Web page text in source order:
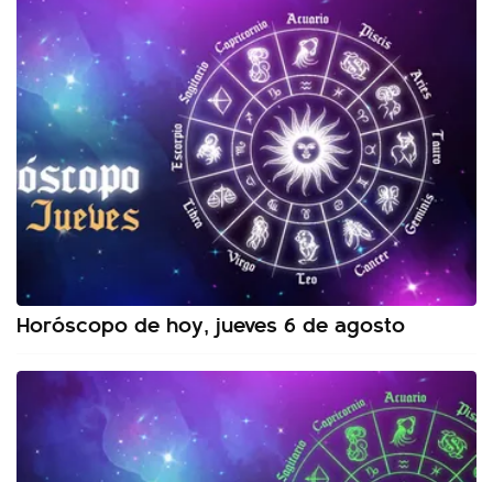
Horóscopo de hoy, jueves 6 de agosto